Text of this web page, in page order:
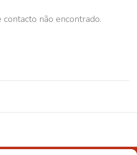
não encontrado.